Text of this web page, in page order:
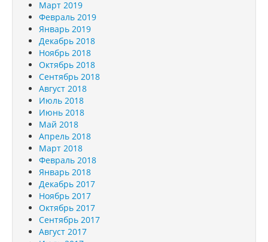
Март 2019
Февраль 2019
Январь 2019
Декабрь 2018
Ноябрь 2018
Октябрь 2018
Сентябрь 2018
Август 2018
Июль 2018
Июнь 2018
Май 2018
Апрель 2018
Март 2018
Февраль 2018
Январь 2018
Декабрь 2017
Ноябрь 2017
Октябрь 2017
Сентябрь 2017
Август 2017